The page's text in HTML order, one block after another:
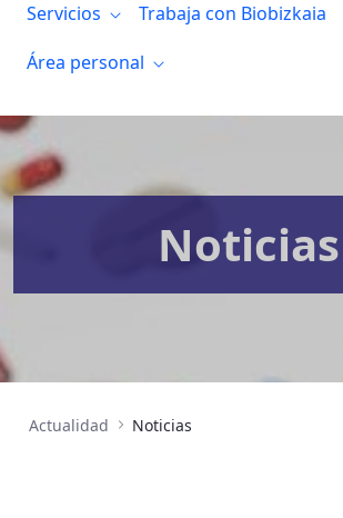
Servicios
Trabaja con Biobizkaia
Área personal
Noticias
Actualidad Noticias